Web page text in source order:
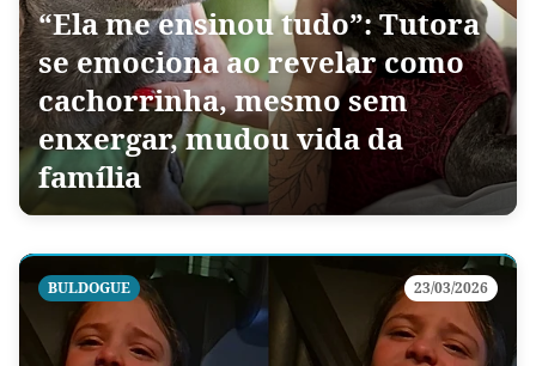
“Ela me ensinou tudo”: Tutora
se emociona ao revelar como
cachorrinha, mesmo sem
enxergar, mudou vida da
família
BULDOGUE 23/03/2026